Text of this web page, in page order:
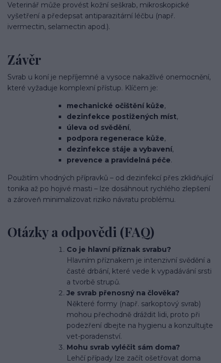
Veterinář může provést kožní seškrab, mikroskopické
vyšetření a předepsat antiparazitární léčbu (např.
ivermectin, selamectin apod.).
Závěr
Svrab u koní je nepříjemné a vysoce nakažlivé onemocnění,
které vyžaduje komplexní přístup. Klíčem je:
mechanické očištění kůže,
dezinfekce postižených míst,
úleva od svědění,
podpora regenerace kůže,
dezinfekce stáje a vybavení,
prevence a pravidelná péče.
Použitím vhodných přípravků – od dezinfekcí přes zklidňující
tonika až po hojivé masti – lze dosáhnout rychlého zlepšení
a zároveň minimalizovat riziko návratu problému.
Otázky a odpovědi (FAQ)
Co je hlavní příznak svrabu?
Hlavním příznakem je intenzivní svědění a
časté drbání, které vede k vypadávání srsti
a tvorbě strupů.
Je svrab přenosný na člověka?
Některé formy (např. sarkoptový svrab)
mohou přechodně dráždit lidi, proto při
podezření dbejte na hygienu a konzultujte
vet-poradenství.
Mohu svrab vyléčit sám doma?
Lehčí případy lze začít ošetřovat doma